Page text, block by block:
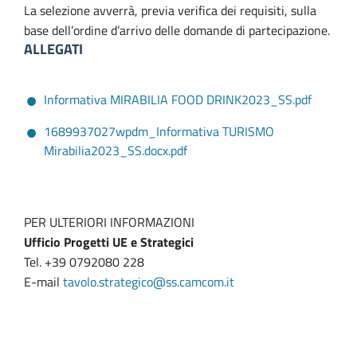
La selezione avverrà, previa verifica dei requisiti, sulla
base dell’ordine d’arrivo delle domande di partecipazione.
ALLEGATI
Informativa MIRABILIA FOOD DRINK2023_SS.pdf
1689937027wpdm_Informativa TURISMO
Mirabilia2023_SS.docx.pdf
PER ULTERIORI INFORMAZIONI
Ufficio Progetti UE e Strategici
Tel. +39 0792080 228
E-mail tavolo.strategico@ss.camcom.it